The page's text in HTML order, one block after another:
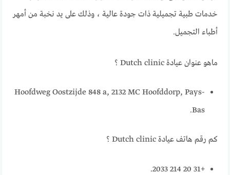
خدمات طبية تجميلية ذات جودة عالية ، وذلك على يد نخبة من أمهر
أطباء التجميل.
ماهو عنوان عيادة Dutch clinic ؟
Hoofdweg Oostzijde 848 a, 2132 MC Hoofddorp, Pays-
Bas.
كم رقم هاتف عيادة Dutch clinic ؟
+31 20 214 2033.